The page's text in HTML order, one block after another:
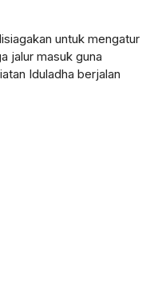
untuk mengatur
jalur masuk guna
Iduladha berjalan